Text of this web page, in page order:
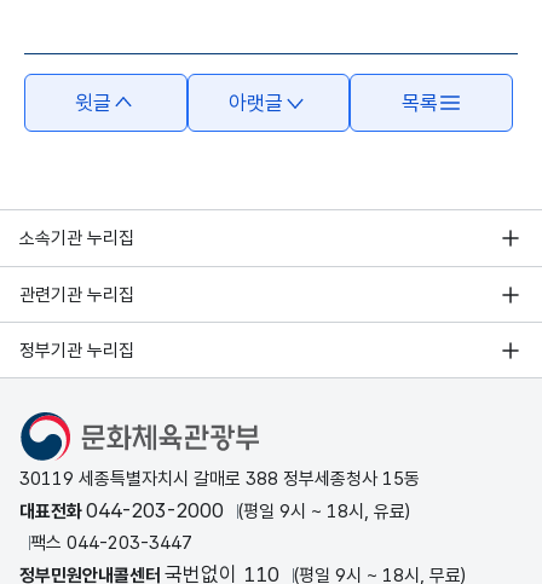
윗글 아랫글 목록
소속기관 누리집
관련기관 누리집
정부기관 누리집
문화체육관광부
30119 세종특별자치시 갈매로 388 정부세종청사 15동
대표전화044-203-2000
(평일 9시 ~ 18시, 유료)
팩스 044-203-3447
정부민원안내콜센터 국번없이 110 (평일 9시 ~ 18시, 무료)